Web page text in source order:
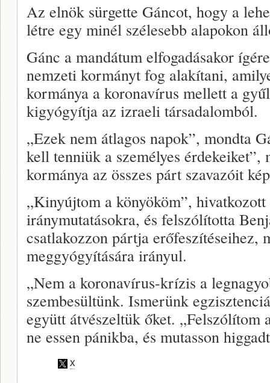
Az elnök sürgette Gáncot, hogy a
létre egy minél szélesebb alapokon
Gánc a mandátum elfogadásakor
nemzeti kormányt fog alakítani,
kormánya a koronavírus mellett a
kigyógyítja az izraeli társadalomból.
„Ezek nem átlagos napok”, mondta
kell tenniük a személyes
kormánya az összes párt szavazóit
„Kinyújtom a könyököm”,
iránymutatásokra, és felszólította
csatlakozzon pártja erőfeszítéseihez,
meggyógyítására irányul.
„Nem a koronavírus-krízis a
szembesültünk. Ismerünk
együtt átvészeltük őket. „Felszólítom
ne essen pánikba, és mutasson